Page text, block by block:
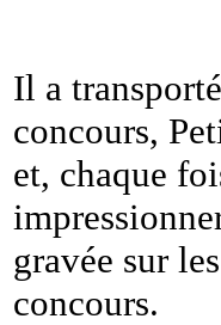
Il a
concours,
et, chaque
gravée sur
concours.